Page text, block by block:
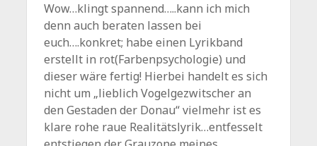
Wow…klingt spannend…..kann ich mich
denn auch beraten lassen bei
euch….konkret; habe einen Lyrikband
erstellt in rot(Farbenpsychologie) und
dieser wäre fertig! Hierbei handelt es sich
nicht um „lieblich Vogelgezwitscher an
den Gestaden der Donau“ vielmehr ist es
klare rohe raue Realitätslyrik…entfesselt